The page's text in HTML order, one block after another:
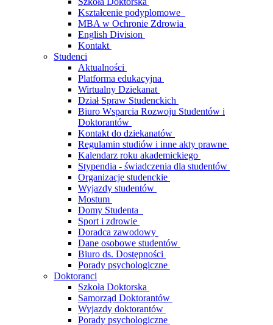
Kształcenie podyplomowe
MBA w Ochronie Zdrowia
English Division
Kontakt
Studenci
Aktualności
Platforma edukacyjna
Wirtualny Dziekanat
Dział Spraw Studenckich
Biuro Wsparcia Rozwoju Studentów i
Doktorantów
Kontakt do dziekanatów
Regulamin studiów i inne akty prawne
Kalendarz roku akademickiego
Stypendia - świadczenia dla studentów
Organizacje studenckie
Wyjazdy studentów
Mostum
Domy Studenta
Sport i zdrowie
Doradca zawodowy
Dane osobowe studentów
Biuro ds. Dostępności
Porady psychologiczne
Doktoranci
Szkoła Doktorska
Samorząd Doktorantów
Wyjazdy doktorantów
Porady psychologiczne